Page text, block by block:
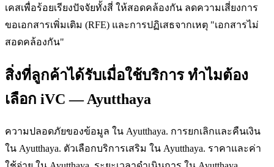
เคสเพื่อร้อยเรียงปัจจัยทั้งสี่ ให้สอดคล้องกัน ลดความเสี่ยงการ
ขอเอกสารเพิ่มเติม (RFE) และการปฏิเสธจากเหตุ "เอกสารไม่
สอดคล้องกัน"
สิ่งที่ลูกค้าได้รับเมื่อใช้บริการ ทำไมต้อง
เลือก iVC — Ayutthaya
ความปลอดภัยของข้อมูล ใน Ayutthaya. การยกเลิกและคืนเงิน
ใน Ayutthaya. ตัวเลือกบริการเสริม ใน Ayutthaya. ราคาและค่า